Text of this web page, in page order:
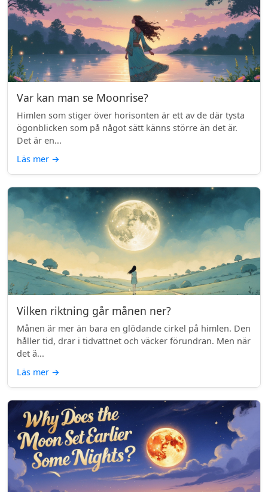
Var kan man se Moonrise?
Himlen som stiger över horisonten är ett av de där tysta
ögonblicken som på något sätt känns större än det är.
Det är en...
Läs mer →
Vilken riktning går månen ner?
Månen är mer än bara en glödande cirkel på himlen. Den
håller tid, drar i tidvattnet och väcker förundran. Men när
det ä...
Läs mer →